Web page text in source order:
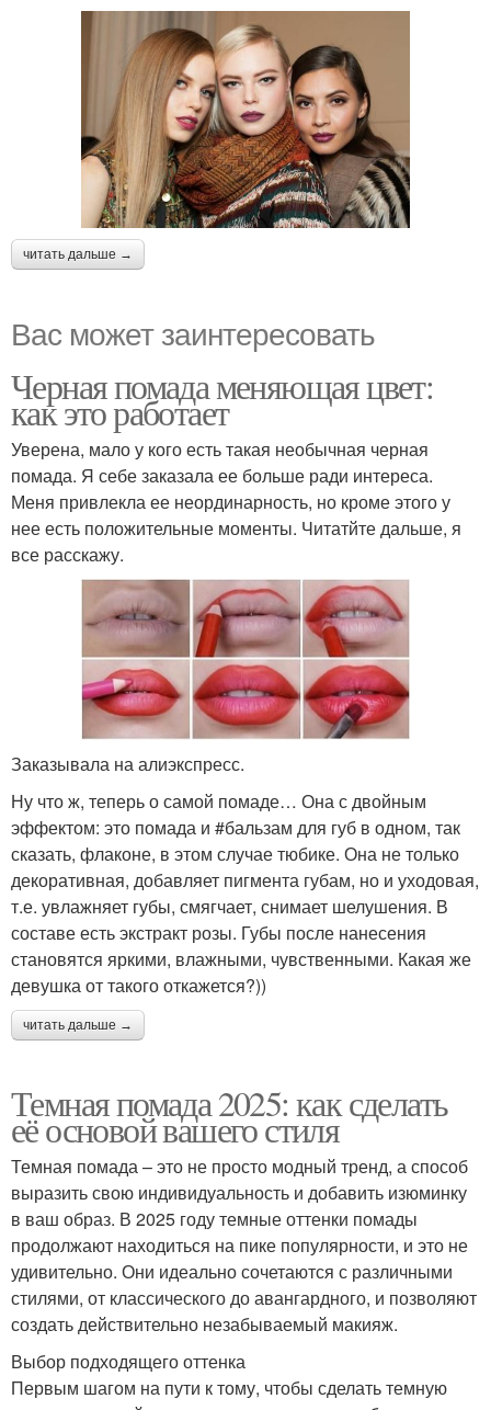
читать дальше →
Вас может заинтересовать
Черная помада меняющая цвет:
как это работает
Уверена, мало у кого есть такая необычная черная
помада. Я себе заказала ее больше ради интереса.
Меня привлекла ее неординарность, но кроме этого у
нее есть положительные моменты. Читатйте дальше, я
все расскажу.
Заказывала на алиэкспресс.
Ну что ж, теперь о самой помаде… Она с двойным
эффектом: это помада и #бальзам для губ в одном, так
сказать, флаконе, в этом случае тюбике. Она не только
декоративная, добавляет пигмента губам, но и уходовая,
т.е. увлажняет губы, смягчает, снимает шелушения. В
составе есть экстракт розы. Губы после нанесения
становятся яркими, влажными, чувственными. Какая же
девушка от такого откажется?))
читать дальше →
Темная помада 2025: как сделать
её основой вашего стиля
Темная помада – это не просто модный тренд, а способ
выразить свою индивидуальность и добавить изюминку
в ваш образ. В 2025 году темные оттенки помады
продолжают находиться на пике популярности, и это не
удивительно. Они идеально сочетаются с различными
стилями, от классического до авангардного, и позволяют
создать действительно незабываемый макияж.
Выбор подходящего оттенка
Первым шагом на пути к тому, чтобы сделать темную